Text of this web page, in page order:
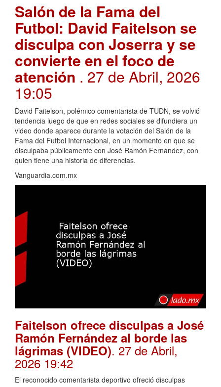
Salón de la Fama del
Futbol: David Faitelson se
disculpa con Joserra y se
convierte en el foco de
atención . 27 de Abril, 2026
19:05
David Faitelson, polémico comentarista de TUDN, se volvió
tendencia luego de que en redes sociales se difundiera un
video donde aparece durante la votación del Salón de la
Fama del Futbol Internacional, en un momento en que se
disculpaba públicamente con José Ramón Fernández, con
quien tiene una historia de diferencias.
Vanguardia.com.mx
Faitelson ofrece disculpas a José
Ramón Fernández al borde las
lágrimas (VIDEO). 27 de Abril,
2026 19:42
El reconocido comentarista deportivo ofreció disculpas